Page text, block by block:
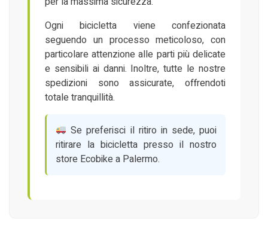
Ogni bicicletta viene confezionata
seguendo un processo meticoloso, con
particolare attenzione alle parti più delicate
e sensibili ai danni. Inoltre, tutte le nostre
spedizioni sono assicurate, offrendoti
totale tranquillità.
Se preferisci il ritiro in sede, puoi
ritirare la bicicletta presso il nostro
store Ecobike a Palermo.